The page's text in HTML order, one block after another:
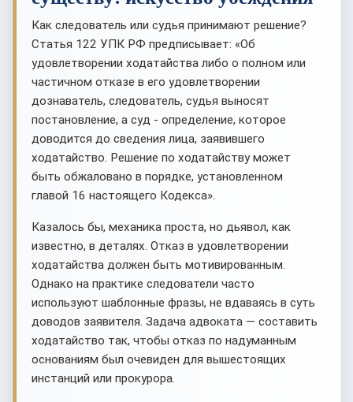
Как следователь или судья принимают решение?
Статья 122 УПК РФ предписывает: «Об
удовлетворении ходатайства либо о полном или
частичном отказе в его удовлетворении
дознаватель, следователь, судья выносят
постановление, а суд - определение, которое
доводится до сведения лица, заявившего
ходатайство. Решение по ходатайству может
быть обжаловано в порядке, установленном
главой 16 настоящего Кодекса».
Казалось бы, механика проста, но дьявол, как
известно, в деталях. Отказ в удовлетворении
ходатайства должен быть мотивированным.
Однако на практике следователи часто
используют шаблонные фразы, не вдаваясь в суть
доводов заявителя. Задача адвоката — составить
ходатайство так, чтобы отказ по надуманным
основаниям был очевиден для вышестоящих
инстанций или прокурора.